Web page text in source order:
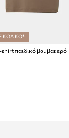
ΚΩΔΙΚΟ*
shirt παιδικό βαμβακερό